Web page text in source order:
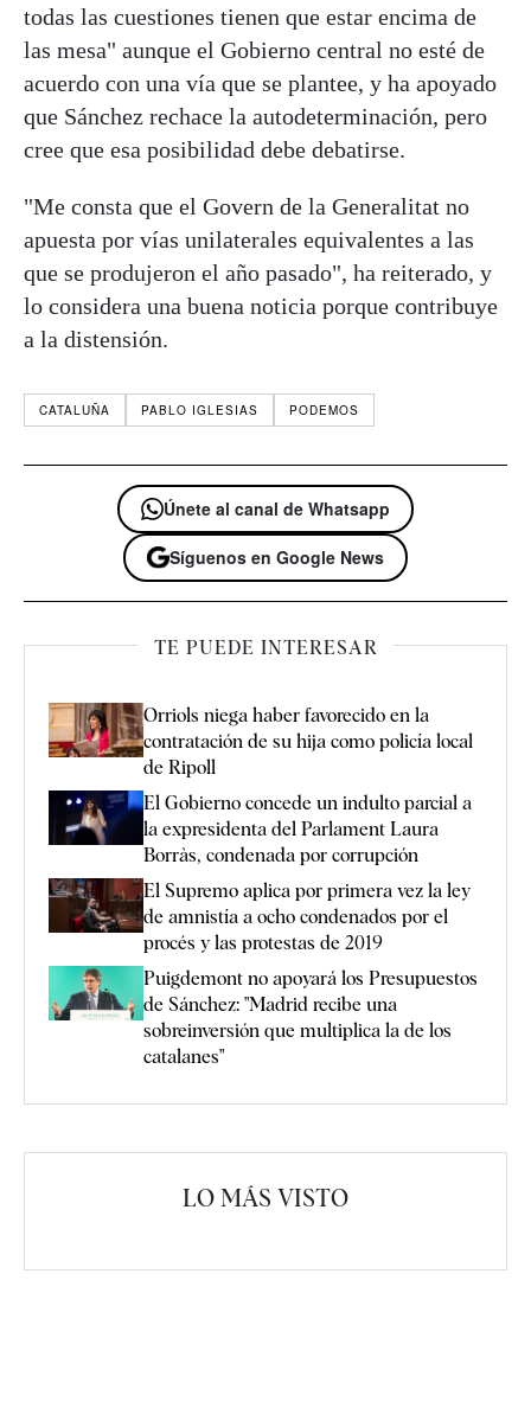
todas las cuestiones tienen que estar encima de
las mesa" aunque el Gobierno central no esté de
acuerdo con una vía que se plantee, y ha apoyado
que Sánchez rechace la autodeterminación, pero
cree que esa posibilidad debe debatirse.
"Me consta que el Govern de la Generalitat no
apuesta por vías unilaterales equivalentes a las
que se produjeron el año pasado", ha reiterado, y
lo considera una buena noticia porque contribuye
a la distensión.
CATALUÑA PABLO IGLESIAS PODEMOS
Únete al canal de Whatsapp
Síguenos en Google News
TE PUEDE INTERESAR
Orriols niega haber favorecido en la
contratación de su hija como policía local
de Ripoll
El Gobierno concede un indulto parcial a
la expresidenta del Parlament Laura
Borràs, condenada por corrupción
El Supremo aplica por primera vez la ley
de amnistía a ocho condenados por el
procés y las protestas de 2019
Puigdemont no apoyará los Presupuestos
de Sánchez: "Madrid recibe una
sobreinversión que multiplica la de los
catalanes"
LO MÁS VISTO